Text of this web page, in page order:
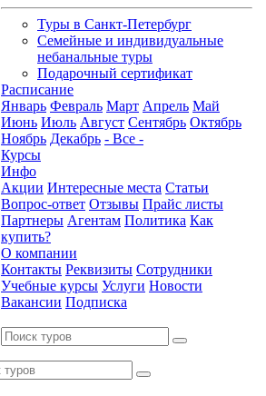
Туры в Санкт-Петербург
Семейные и индивидуальные
небанальные туры
Подарочный сертификат
Расписание
Январь Февраль Март Апрель Май
Июнь Июль Август Сентябрь Октябрь
Ноябрь Декабрь - Все -
Курсы
Инфо
Акции Интересные места Статьи
Вопрос-ответ Отзывы Прайс листы
Партнеры Агентам Политика Как
купить?
О компании
Контакты Реквизиты Сотрудники
Учебные курсы Услуги Новости
Вакансии Подписка